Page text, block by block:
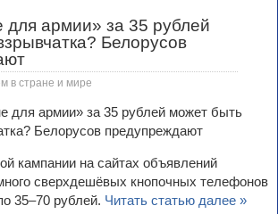
армии» за 35 рублей
Белорусов
в стране и мире
кампании на сайтах объявлений
сверхдешёвых кнопочных телефонов
35–70 рублей. Читать статью далее »